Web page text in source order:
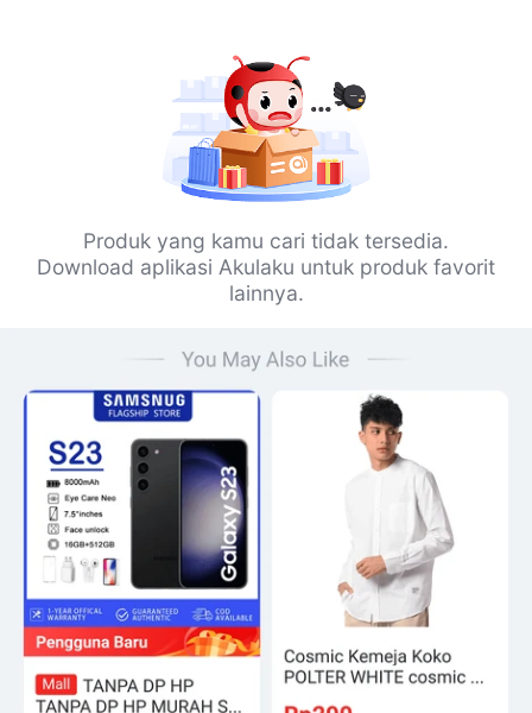
Produk yang kamu cari tidak tersedia.
Download aplikasi Akulaku untuk produk favorit
lainnya.